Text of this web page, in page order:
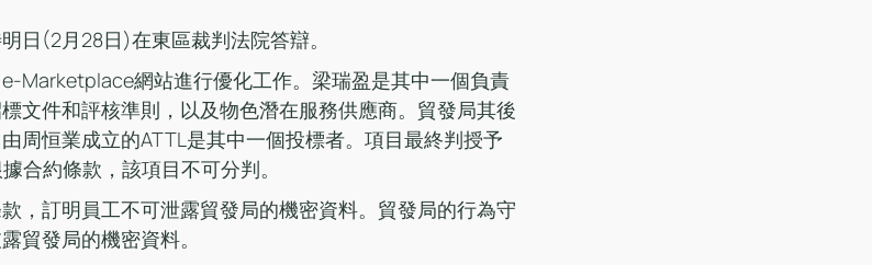
日(2月28日)在東區裁判法院答辯。
Marketplace網站進行優化工作。梁瑞盈是其中一個負責
文件和評核準則，以及物色潛在服務供應商。貿發局其後
周恒業成立的ATTL是其中一個投標者。項目最終判授予
合約條款，該項目不可分判。
，訂明員工不可泄露貿發局的機密資料。貿發局的行為守
貿發局的機密資料。